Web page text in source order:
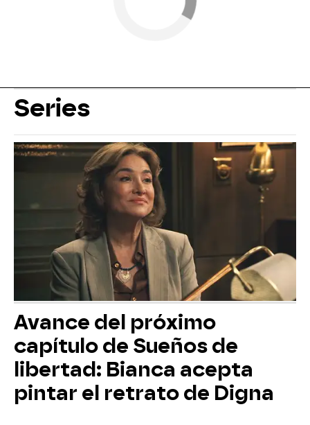
Series
Avance del próximo
capítulo de Sueños de
libertad: Bianca acepta
pintar el retrato de Digna